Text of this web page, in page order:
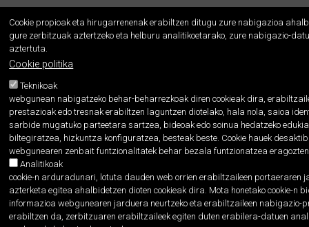
Cookie propioak eta hirugarrenenak erabiltzen ditugu zure nabigazioa
gure zerbitzuak aztertzeko eta helburu analitikoetarako, zure nabigazio-
aztertuta.
Cookie politika
Teknikoak
webgunean nabigatzeko behar-beharrezkoak diren cookieak dira,
prestazioak edo tresnak erabiltzen laguntzen diotelako, hala nola, saioa
sarbide mugatuko parteetara sartzea, bideoak edo soinua hedatzeko
biltegiratzea, hizkuntza konfiguratzea, besteak beste. Cookie hauek
webgunearen zenbait funtzionalitatek behar bezala funtzionatzea
Analitikoak
cookie-n arduradunari, lotuta dauden web orrien erabiltzaileen portaeraren
azterketa egitea ahalbidetzen dioten cookieak dira. Mota honetako cookie-n
informazioa webgunearen jarduera neurtzeko eta erabiltzaileen nabigazio-
erabiltzen da, zerbitzuaren erabiltzaileek egiten duten erabilera-datuen